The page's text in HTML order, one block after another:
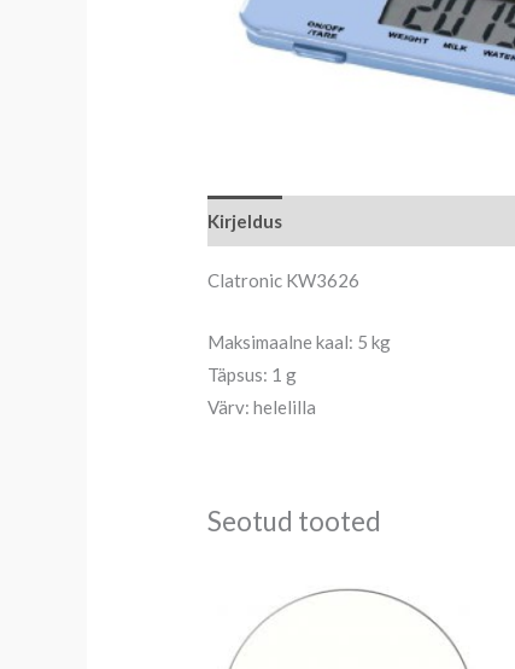
Kirjeldus
Clatronic KW3626
Maksimaalne kaal: 5 kg
Täpsus: 1 g
Värv: helelilla
Seotud tooted